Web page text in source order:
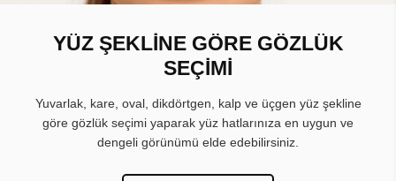
YÜZ ŞEKLİNE GÖRE GÖZLÜK
SEÇİMİ
Yuvarlak, kare, oval, dikdörtgen, kalp ve üçgen yüz şekline
göre gözlük seçimi yaparak yüz hatlarınıza en uygun ve
dengeli görünümü elde edebilirsiniz.